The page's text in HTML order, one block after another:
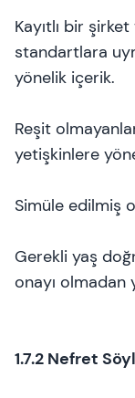
Kayıtlı bir
standartlara
yönelik içerik.
Reşit
yetişkinlere
Simüle edilmiş
Gerekli yaş
onayı olmadan
1.7.2 Nefret